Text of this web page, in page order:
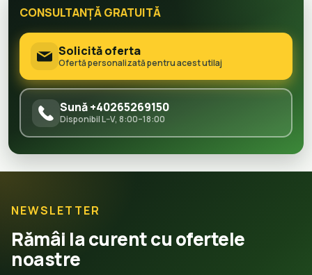
CONSULTANȚĂ GRATUITĂ
Solicită oferta
Ofertă personalizată pentru acest utilaj
Sună +40265269150
Disponibil L–V, 8:00–18:00
NEWSLETTER
Rămâi la curent cu ofertele
noastre